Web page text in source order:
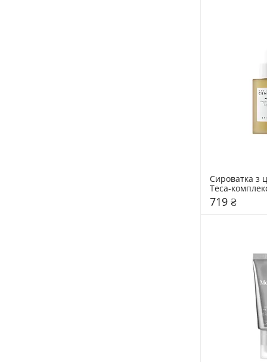
Сироватка з
Teca-
50 мл
719 ₴